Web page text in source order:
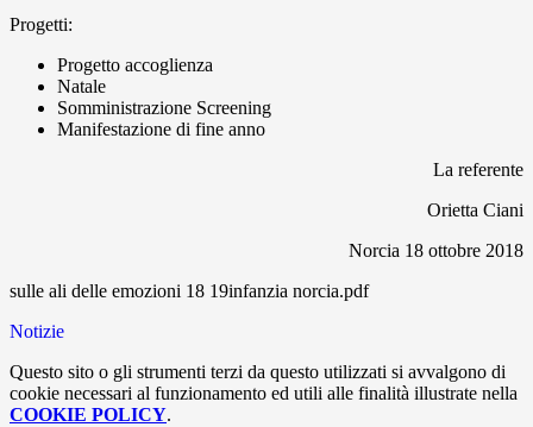
Progetti:
Progetto accoglienza
Natale
Somministrazione Screening
Manifestazione di fine anno
La referente
Orietta Ciani
Norcia 18 ottobre 2018
sulle ali delle emozioni 18 19infanzia norcia.pdf
Notizie
Questo sito o gli strumenti terzi da questo utilizzati si avvalgono di
cookie necessari al funzionamento ed utili alle finalità illustrate nella
COOKIE POLICY.